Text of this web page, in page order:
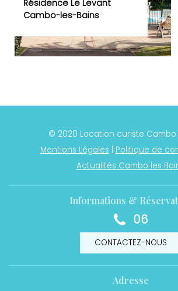
Résidence Le Levant
Cambo-les-Bains
© 2020 Location curiste Cambo
Mentions Légales
Politique de
Actualités Cambo les
Informations &
06
CONTACTEZ-NOUS
Adresse